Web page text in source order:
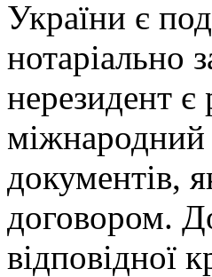
України є
нотаріально
нерезидент
міжнародний
документів,
договором.
відповідної